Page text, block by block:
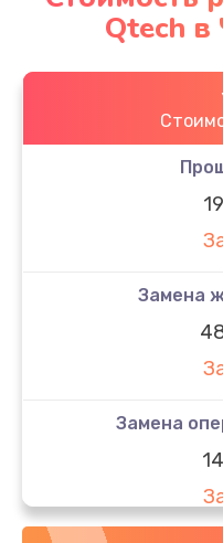
Qtech в
Замена
Замена